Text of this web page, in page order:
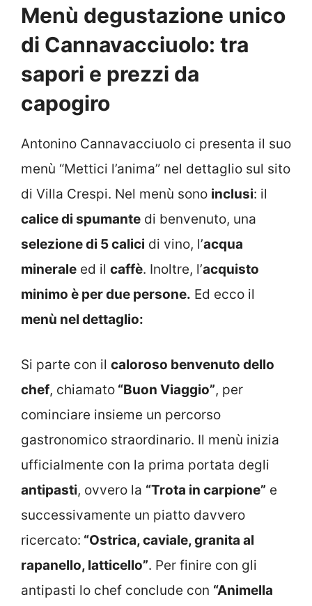
Menù degustazione unico
di Cannavacciuolo: tra
sapori e prezzi da
capogiro
Antonino Cannavacciuolo ci presenta il suo
menù “Mettici l’anima” nel dettaglio sul sito
di Villa Crespi. Nel menù sono inclusi: il
calice di spumante di benvenuto, una
selezione di 5 calici di vino, l’acqua
minerale ed il caffè. Inoltre, l’acquisto
minimo è per due persone. Ed ecco il
menù nel dettaglio:
Si parte con il caloroso benvenuto dello
chef, chiamato “Buon Viaggio”, per
cominciare insieme un percorso
gastronomico straordinario. Il menù inizia
ufficialmente con la prima portata degli
antipasti, ovvero la “Trota in carpione” e
successivamente un piatto davvero
ricercato: “Ostrica, caviale, granita al
rapanello, latticello”. Per finire con gli
antipasti lo chef conclude con “Animella